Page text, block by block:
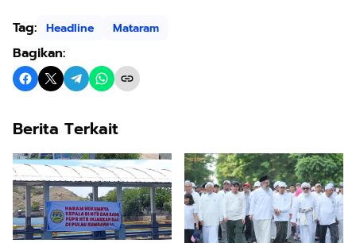
Tag: Headline Mataram
Bagikan:
Berita Terkait